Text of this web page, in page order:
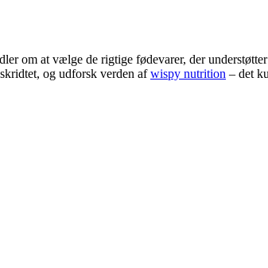
om at vælge de rigtige fødevarer, der
og udforsk verden afwispy nutrition – det